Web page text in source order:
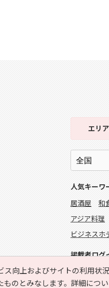
向上およびサイトの利用
のとみなします。詳細につい
エリア
人気キーワ
居酒屋
和
アジア料理
ビジネスホ
掲載者ログ